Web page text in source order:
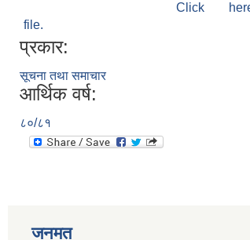
Click
file.
प्रकार:
सूचना तथा समाचार
आर्थिक वर्ष:
८०/८१
जनमत